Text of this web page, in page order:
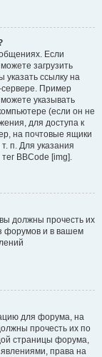
Если
загрузить
ссылку на
Пример
указывать
(если он не
для доступа к
на почтовые ящики
п. Для указания
BBCode [img].
должны прочесть их
форумов и в вашем
для форума, на
прочесть их по
страницы форума,
права на